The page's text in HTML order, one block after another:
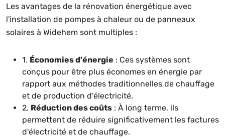
Les avantages de la rénovation énergétique avec
l'installation de pompes à chaleur ou de panneaux
solaires à Widehem sont multiples :
1. Économies d'énergie : Ces systèmes sont
conçus pour être plus économes en énergie par
rapport aux méthodes traditionnelles de chauffage
et de production d'électricité.
2. Réduction des coûts : À long terme, ils
permettent de réduire significativement les factures
d'électricité et de chauffage.